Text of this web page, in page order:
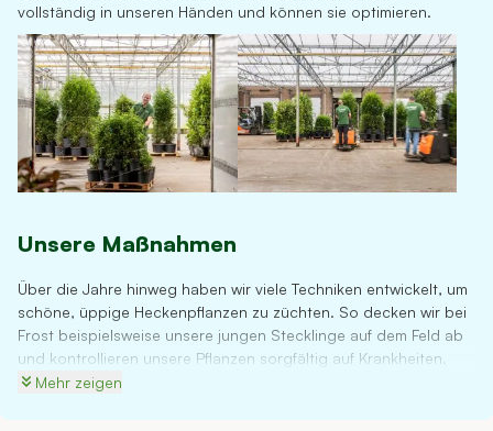
vollständig in unseren Händen und können sie optimieren.
Unsere Maßnahmen
Über die Jahre hinweg haben wir viele Techniken entwickelt, um
schöne, üppige Heckenpflanzen zu züchten. So decken wir bei
Frost beispielsweise unsere jungen Stecklinge auf dem Feld ab
und kontrollieren unsere Pflanzen sorgfältig auf Krankheiten.
Sobald Ihnen die Pflanzen geliefert werden, sind sie so
Mehr zeigen